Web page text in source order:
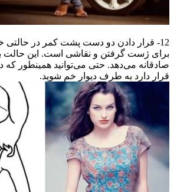
12- قرار دادن دو دست پشت کمر در حالتی
برای ژست گرفتن و نقاشی است. این حالت
صادقانه می‌دهد. حتی می‌توانید همینطور
قرار دارد به طرف دیوار خم شوید.